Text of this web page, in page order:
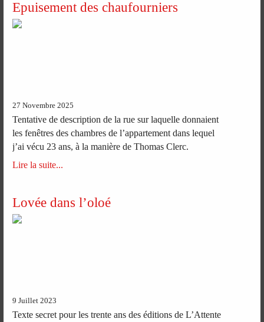
Epuisement des chaufourniers
27 Novembre 2025
Tentative de description de la rue sur laquelle donnaient
les fenêtres des chambres de l’appartement dans lequel
j’ai vécu 23 ans, à la manière de Thomas Clerc.
Lire la suite...
Lovée dans l’oloé
9 Juillet 2023
Texte secret pour les trente ans des éditions de L’Attente